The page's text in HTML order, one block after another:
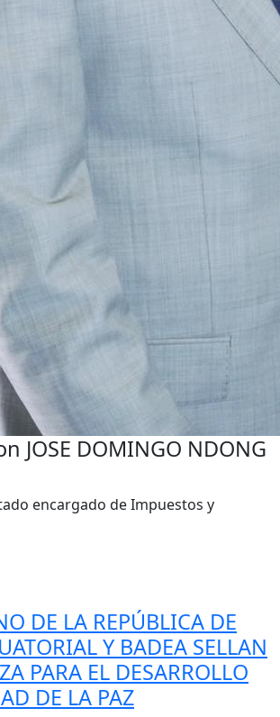
JOSE DOMINGO NDONG
encargado de Impuestos y
DE LA REPÚBLICA DE
Y BADEA SELLAN
PARA EL DESARROLLO
DE LA PAZ